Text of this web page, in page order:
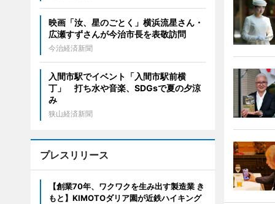
映画「汝、星のごとく」横浜流星さん・
広瀬すずさんが今治市長を表敬訪問
今治経済新聞
入間市駅でイベント「入間市駅前横
丁」 打ち水や音楽、SDGsで夏の夕涼
み
狭山経済新聞
プレスリリース
【創業70年、ワクワクを生み出す製造業 き
もと】KIMOTOダリア園が近鉄ハイキング